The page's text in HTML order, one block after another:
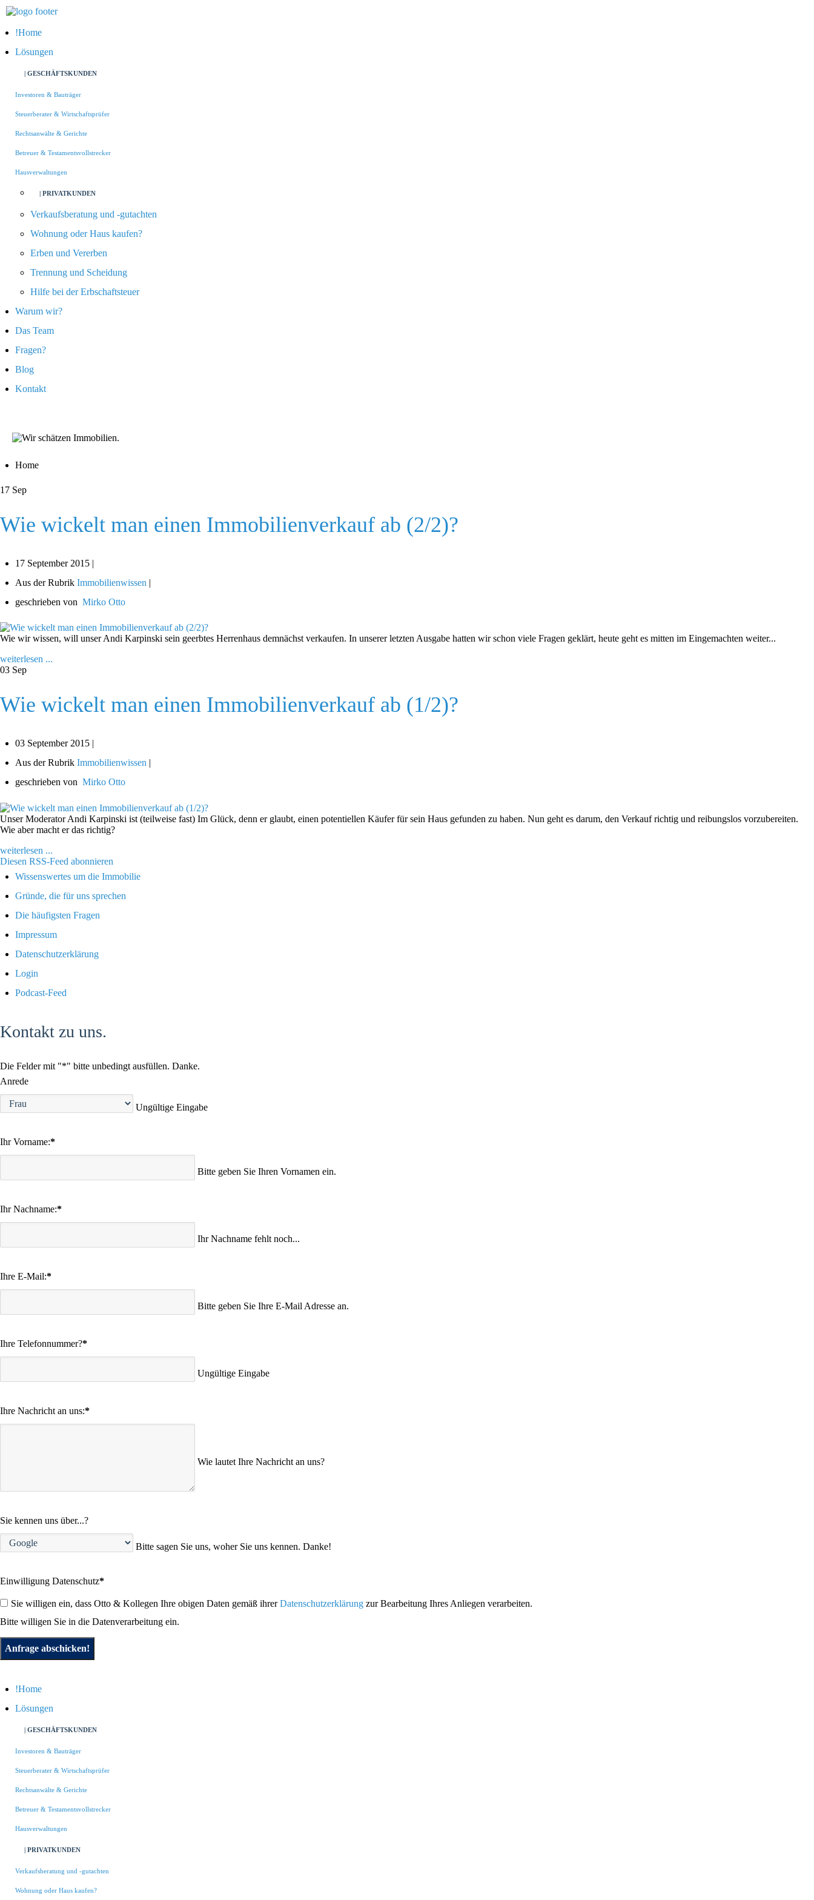
Home
Lösungen
| GESCHÄFTSKUNDEN
Investoren & Bauträger
Steuerberater & Wirtschaftsprüfer
Rechtsanwälte & Gerichte
Betreuer & Testamentsvollstrecker
Hausverwaltungen
| PRIVATKUNDEN
Verkaufsberatung und -gutachten
Wohnung oder Haus kaufen?
Erben und Vererben
Trennung und Scheidung
Hilfe bei der Erbschaftsteuer
Warum wir?
Das Team
Fragen?
Blog
Kontakt
Home
17 Sep
Wie wickelt man einen Immobilienverkauf ab (2/2)?
17 September 2015 |
Aus der Rubrik Immobilienwissen |
geschrieben von Mirko Otto
Wie wir wissen, will unser Andi Karpinski sein geerbtes Herrenhaus demnächst verkaufen. In unserer letzten Ausgabe hatten wir schon viele Fragen geklärt, heute geht es mitten im Eingemachten weiter...
weiterlesen ...
03 Sep
Wie wickelt man einen Immobilienverkauf ab (1/2)?
03 September 2015 |
Aus der Rubrik Immobilienwissen |
geschrieben von Mirko Otto
Unser Moderator Andi Karpinski ist (teilweise fast) Im Glück, denn er glaubt, einen potentiellen Käufer für sein Haus gefunden zu haben. Nun geht es darum, den Verkauf richtig und reibungslos vorzubereiten.
Wie aber macht er das richtig?
weiterlesen ...
Diesen RSS-Feed abonnieren
Wissenswertes um die Immobilie
Gründe, die für uns sprechen
Die häufigsten Fragen
Impressum
Datenschutzerklärung
Login
Podcast-Feed
Kontakt zu uns.
Die Felder mit "*" bitte unbedingt ausfüllen. Danke.
Anrede
Ungültige Eingabe
Ihr Vorname:*
Bitte geben Sie Ihren Vornamen ein.
Ihr Nachname:*
Ihr Nachname fehlt noch...
Ihre E-Mail:*
Bitte geben Sie Ihre E-Mail Adresse an.
Ihre Telefonnummer?*
Ungültige Eingabe
Ihre Nachricht an uns:*
Wie lautet Ihre Nachricht an uns?
Sie kennen uns über...?
Bitte sagen Sie uns, woher Sie uns kennen. Danke!
Einwilligung Datenschutz*
Sie willigen ein, dass Otto & Kollegen Ihre obigen Daten gemäß ihrerDatenschutzerklärung zur Bearbeitung Ihres Anliegen verarbeiten.
Bitte willigen Sie in die Datenverarbeitung ein.
Anfrage abschicken!
Home
Lösungen
| GESCHÄFTSKUNDEN
Investoren & Bauträger
Steuerberater & Wirtschaftsprüfer
Rechtsanwälte & Gerichte
Betreuer & Testamentsvollstrecker
Hausverwaltungen
| PRIVATKUNDEN
Verkaufsberatung und -gutachten
Wohnung oder Haus kaufen?